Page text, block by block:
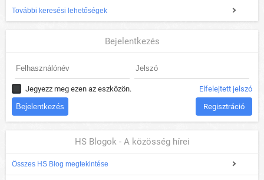
További keresési lehetőségek
Bejelentkezés
Jegyezz meg ezen az eszközön. Elfelejtett jelszó
Regisztráció
HS Blogok - A közösség hírei
Összes HS Blog megtekintése